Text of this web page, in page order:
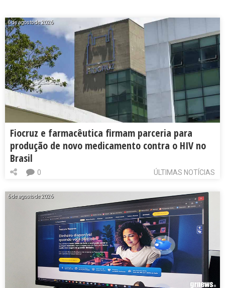
6 de agosto de 2026
Fiocruz e farmacêutica firmam parceria para
produção de novo medicamento contra o HIV no
Brasil
ÚLTIMAS NOTÍCIAS
0
6 de agosto de 2026